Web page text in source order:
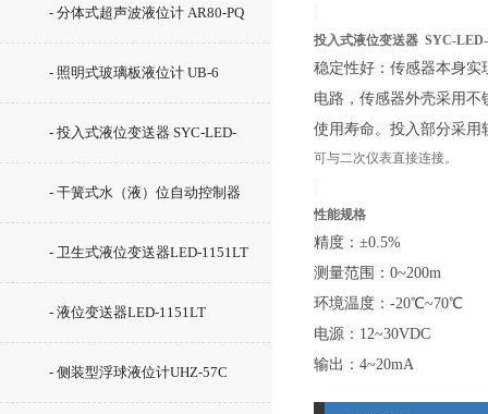
- 分体式超声波液位计 AR80-PQ
- 照明式玻璃板液位计 UB-6
- 投入式液位变送器 SYC-LED-
2000
- 干簧式水（液）位自动控制器
GSK-2C
- 卫生式液位变送器LED-1151LT
- 液位变送器LED-1151LT
- 侧装型浮球液位计UHZ-57C
投入式液位变送器 SYC-LED-
稳定性好：传感器本身实
电路，传感器外壳采用不
使用寿命。投入部分采用
可与二次仪表直接连接。
性能规格
精度：±0.5%
测量范围：0~200m
环境温度：-20℃~70℃
电源：12~30VDC
输出：4~20mA